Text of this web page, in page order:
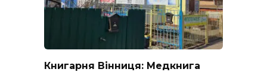
Книгарня Вінниця: Медкнига